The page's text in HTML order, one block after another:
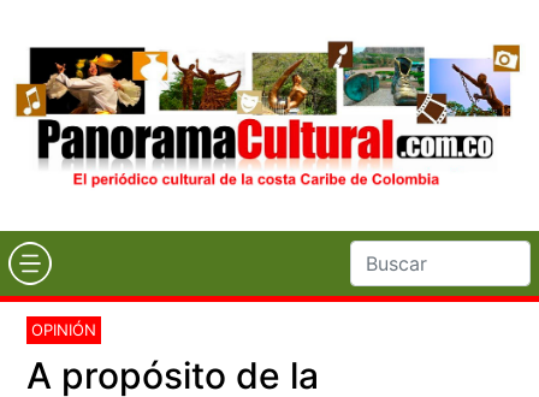
OPINIÓN
A propósito de la